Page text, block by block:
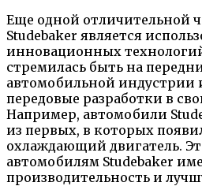
Еще одной отличительной
Studebaker является
инновационных
стремилась быть на
автомобильной индустрии
передовые разработки в
Например, автомобили
из первых, в которых
охлаждающий двигатель.
автомобилям Studebaker
производительность и